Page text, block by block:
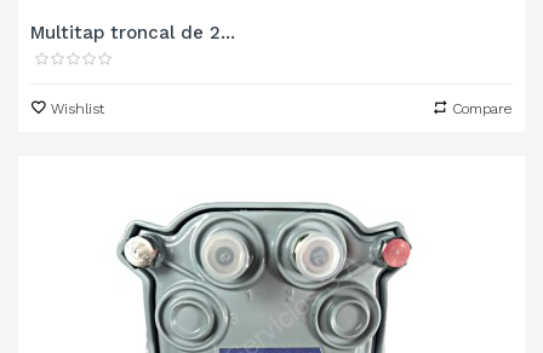
Multitap troncal de 2...
Wishlist Compare